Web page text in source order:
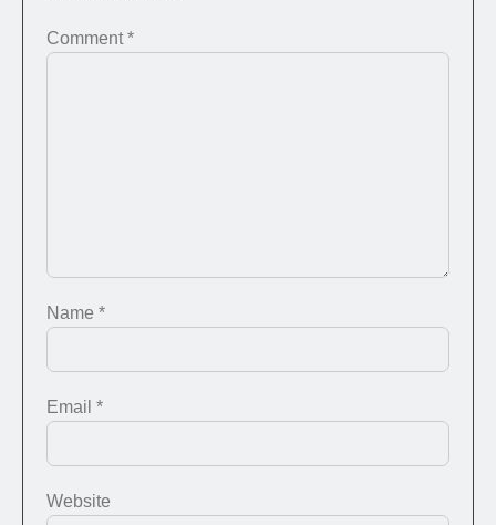
Comment*
Name *
Email *
Website